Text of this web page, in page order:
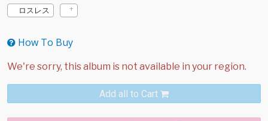
ロスレス
How To Buy
Add all to Cart